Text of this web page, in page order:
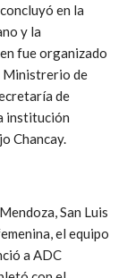
en la
y la
fue organizado
Ministrerio de
de
institución
Chancay.
San Luis
el equipo
a ADC